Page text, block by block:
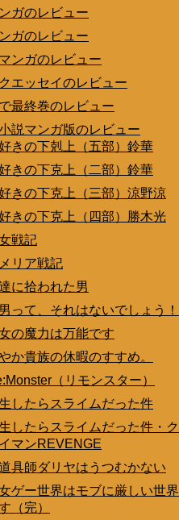
ガのレビュー
ガのレビュー
ンガのレビュー
エッセイのレビュー
最終巻のレビュー
説マンガ版のレビュー
きの下剋上（五部）鈴華
きの下克上（二部）鈴華
きの下克上（三部）涼野涼
きの下克上（四部）勝木光
戦記
リア戦記
に拾われた男
って、それはないでしょう！
の魔力は万能です
か貴族の休暇のすすめ。
（リモンスター）
したらスライムだった件
したらスライムだった件・ク
マンREVENGE
具師ダリヤはうつむかない
ゲー世界はモブに厳しい世界
（完）